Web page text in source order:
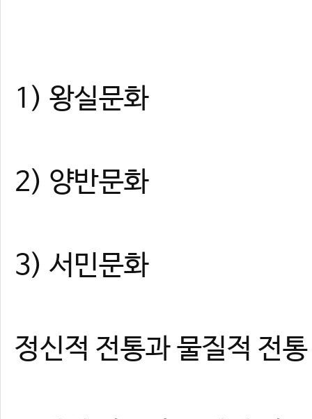
1) 왕실문화
2) 양반문화
3) 서민문화
정신적 전통과 물질적 전통